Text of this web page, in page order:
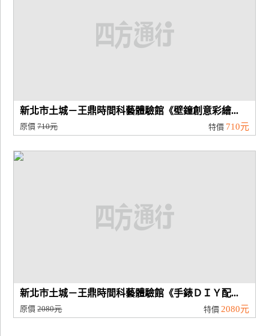
新北市土城－王鼎時間科藝體驗館《壁鐘創意彩繪...
原價710元 特價 710元
新北市土城－王鼎時間科藝體驗館《手錶ＤＩＹ配...
原價2080元 特價 2080元